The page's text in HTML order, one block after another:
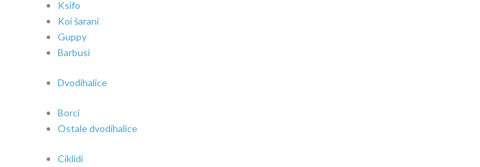
Ksifo
Koi šarani
Guppy
Barbusi
Dvodihalice
Borci
Ostale dvodihalice
Ciklidi